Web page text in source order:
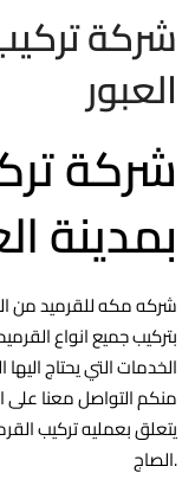
شركة
العبور
شركة
بمدينة
شركه مكه للقرميد من
بتركيب جميع انواع
الخدمات التي يحتاج
منكم التواصل معنا على
يتعلق بعمليه تركيب
الصاج.